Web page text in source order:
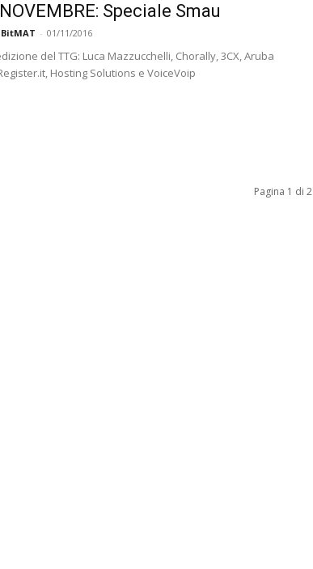
Speciale Smau
- 01/11/2016
del TTG: Luca Mazzucchelli, Chorally, 3CX, Aruba
Hosting Solutions e VoiceVoip
Pagina 1 di 2